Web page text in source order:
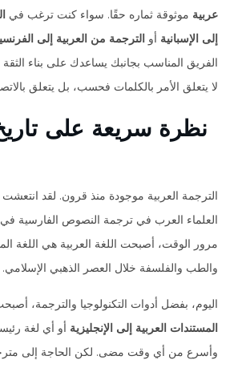
عربية موثوقة ثماره حقًا. سواء كنت ترغب في
إلى الإسبانية أو الترجمة من العربية إلى
الفريق المناسب بجانبك يساعدك على بناء
لا يتعلق الأمر بالكلمات فحسب، بل يتعلق
نظرة سريعة على
الترجمة العربية موجودة منذ قرون. لقد انتعشت
العلماء العرب في ترجمة النصوص الفارسية في
مرور الوقت، أصبحت اللغة العربية هي اللغة
والطب والفلسفة خلال العصر الذهبي الإسلامي.
اليوم، بفضل أدوات التكنولوجيا والترجمة،
المستندات العربية إلى الإنجليزية أو أي لغة
وأسرع من أي وقت مضى. لكن الحاجة إلى